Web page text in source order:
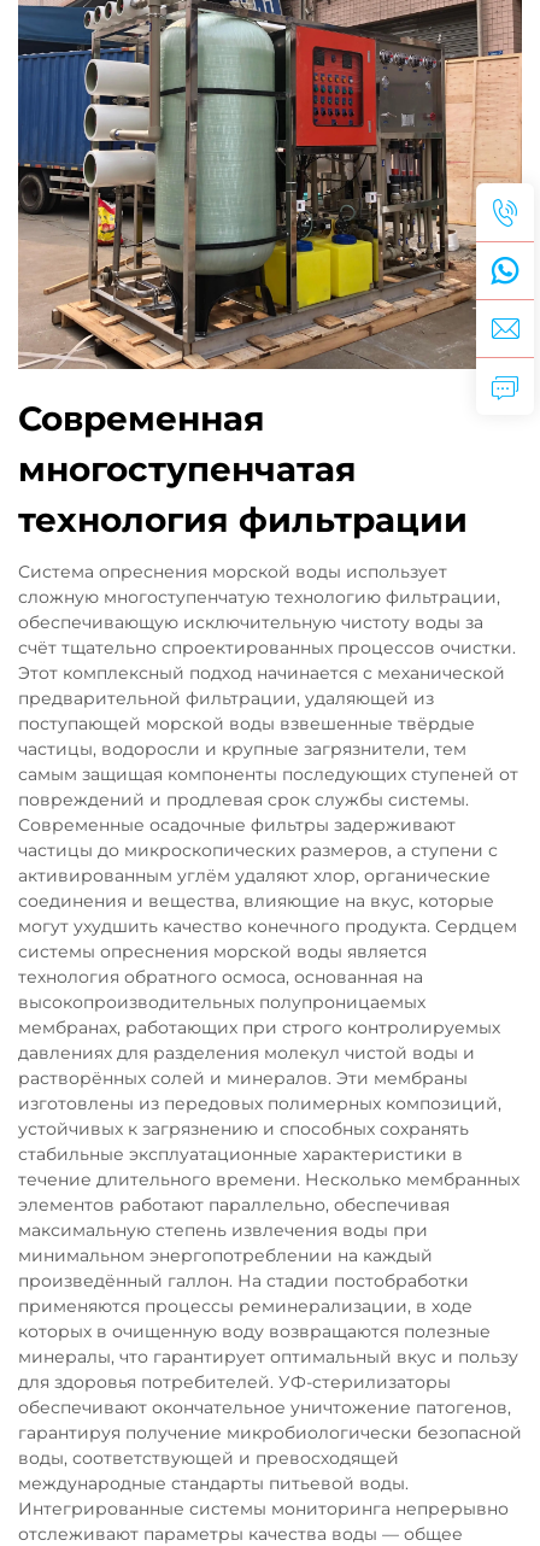
Современная
многоступенчатая
технология фильтрации
Система опреснения морской воды использует
сложную многоступенчатую технологию фильтрации,
обеспечивающую исключительную чистоту воды за
счёт тщательно спроектированных процессов очистки.
Этот комплексный подход начинается с механической
предварительной фильтрации, удаляющей из
поступающей морской воды взвешенные твёрдые
частицы, водоросли и крупные загрязнители, тем
самым защищая компоненты последующих ступеней от
повреждений и продлевая срок службы системы.
Современные осадочные фильтры задерживают
частицы до микроскопических размеров, а ступени с
активированным углём удаляют хлор, органические
соединения и вещества, влияющие на вкус, которые
могут ухудшить качество конечного продукта. Сердцем
системы опреснения морской воды является
технология обратного осмоса, основанная на
высокопроизводительных полупроницаемых
мембранах, работающих при строго контролируемых
давлениях для разделения молекул чистой воды и
растворённых солей и минералов. Эти мембраны
изготовлены из передовых полимерных композиций,
устойчивых к загрязнению и способных сохранять
стабильные эксплуатационные характеристики в
течение длительного времени. Несколько мембранных
элементов работают параллельно, обеспечивая
максимальную степень извлечения воды при
минимальном энергопотреблении на каждый
произведённый галлон. На стадии постобработки
применяются процессы реминерализации, в ходе
которых в очищенную воду возвращаются полезные
минералы, что гарантирует оптимальный вкус и пользу
для здоровья потребителей. УФ-стерилизаторы
обеспечивают окончательное уничтожение патогенов,
гарантируя получение микробиологически безопасной
воды, соответствующей и превосходящей
международные стандарты питьевой воды.
Интегрированные системы мониторинга непрерывно
отслеживают параметры качества воды — общее